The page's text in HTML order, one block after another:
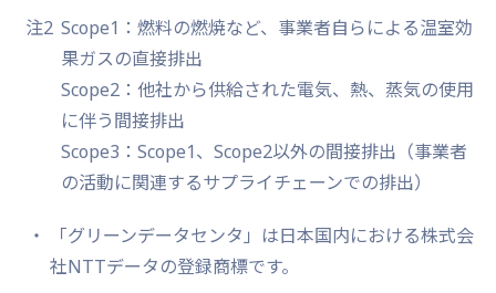
注2 Scope1：燃料の燃焼など、事業者自らによる温室効
果ガスの直接排出
Scope2：他社から供給された電気、熱、蒸気の使用
に伴う間接排出
Scope3：Scope1、Scope2以外の間接排出（事業者
の活動に関連するサプライチェーンでの排出）
「グリーンデータセンタ」は日本国内における株式会
社NTTデータの登録商標です。